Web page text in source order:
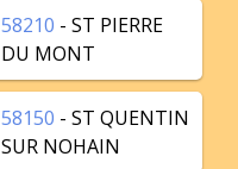
58210 - ST PIERRE
DU MONT
58150 - ST QUENTIN
SUR NOHAIN